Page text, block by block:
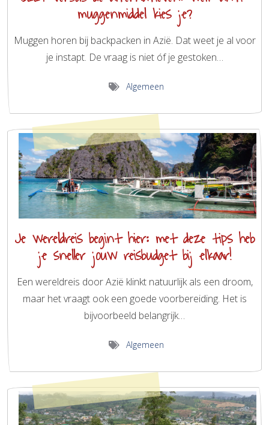
muggenmiddel kies je?
Muggen horen bij backpacken in Azië. Dat weet je al voor
je instapt. De vraag is niet óf je gestoken…
Algemeen
Je wereldreis begint hier: met deze tips heb
je sneller jouw reisbudget bij elkaar!
Een wereldreis door Azië klinkt natuurlijk als een droom,
maar het vraagt ook een goede voorbereiding. Het is
bijvoorbeeld belangrijk…
Algemeen